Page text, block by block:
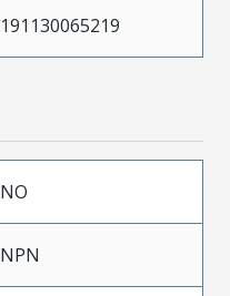
191130065219
NO
NPN